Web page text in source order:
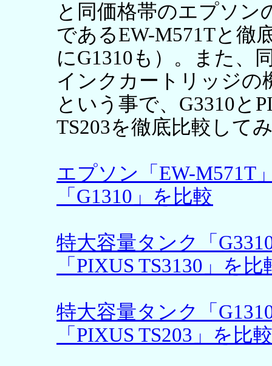
と同価格帯のエプソン
であるEW-M571Tと徹
にG1310も）。また、
インクカートリッジの
という事で、G3310と
TS203を徹底比較して
エプソン「EW-M571T
「G1310」を比較
特大容量タンク「
「PIXUS TS3130」を比
特大容量タンク「
「PIXUS TS203」を比